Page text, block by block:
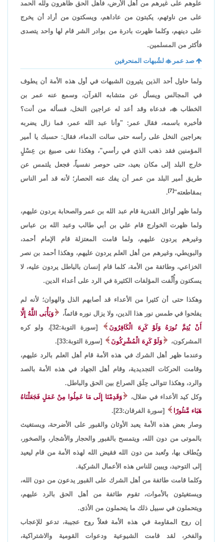
علوهم على غيرهم من أهل الأرض، فأهل الحق ظاهرون ولله الحمد
على من ناوئهم، يكبتون من عاداهم، ويسكتون من أراد أن يخرج
على دينهم، وكلما ظهرت بادرة من بوادر الشر قام لها واحد يتصدى
فأكثر من المسلمين.
صد عمر لشُبهات المنحرفين
ولما حاول أحد الذين يثيرون الشبهات في أول هذه الأمة أن يطوف
في المجالس ويسأل عن متشابه القرآن، وسمع عنه عمر بن
الخطاب، فدعاه وقد أعد له عراجين النخل، فسأله من أنت؟
فأخبره باسمه، فقال عمر: "وأنا عبد الله عمر، فما زال يضربه
بعراجين النخل على رأسه حتى سالت الدماء، فقال: حسبك يا أمير
المؤمنين فقد ذهب الذي في رأسي"، وهكذا نفى صبيغ بن عِسْلٍ
خارج البلد إلى مكان بعيد، حتى حوصر نفسياً، فجعل يلتمس عن
طريق أمير البلد من عمر أن يفك عنه الحصار؛ لأنه قد أمر الناس
بمقاطعته"[7]
.
ولما ظهر أوائل القدرية قام عبد الله بن عمر والصحابة يردون عليهم،
ولما ظهرت الخوارج قام علي بن أبي طالب وعبد الله بن عباس
وغيرهم يردون عليهم، ولما قامت المعتزلة قام الإمام أحمد،
والبويطي، وغيرهم من أهل العلم يردون عليهم، وهكذا أحمد بن نصر
الخزاعي، وطائفة من الأمة، كلما قام إنسان بالباطل يردون عليه، لا
يسكتون وأُلّفت المؤلفات الكثيرة في الرد على أعداء الدين.
وهكذا حتى أن كثيرا من الأعداء قد أصابهم الذل والهوان؛ لأنه لم
يفلحوا في طمس نور هذا الدين، ولا يزال نوره قائماً،
وَيَأْبَى اللَّهُ إِلَّا
أَنْ يُتِمَّ نُورَهُ وَلَوْ كَرِهَ الْكَافِرُونَ
[سورة التوبة:32]، ولو كره
المشركون،
وَلَوْ كَرِهَ الْمُشْرِكُونَ
[سورة التوبة:33].
وعندما ظهر أهل الشرك في هذه الأمة قام أهل العلم بالرد عليهم،
وقامت الحركات التجديدية، وقام أهل الجهاد في هذه الأمة بالصد
والرد، وهكذا تتوالى حِلَق الصراع بين الحق والباطل.
وكل كيد الأعداء في ضلال،
وَقَدِمْنَا إِلَى مَا عَمِلُوا مِنْ عَمَلٍ فَجَعَلْنَاهُ
هَبَاء مَّنثُورًا
[سورة الفرقان:23].
وصار بعض هذه الأمة يعبد الأوثان والقبور على الأضرحة، ويستغيث
بالموتى من دون الله، ويتمسح بالقبور والحجار والأشجار، والصخور،
ويُطاف بها، وتُعبد من دون الله فقيض الله لهذه الأمة من قام ليعيد
إلى التوحيد، ويبين للناس هذه الأعمال الشركية.
وكلما قامت طائفة من أهل الشرك على القبور يدعون من دون الله،
ويستغيثون بالأموات، تقوم طائفة من أهل الحق بالرد عليهم،
ويتحملون في سبيل ذلك ما يتحملون من الأذى.
إن روح المقاومة في هذه الأمة فعلاً روح عجيبة، تدعو للإعجاب
والفخر، لقد قامت الشيوعية ودعوات القومية والاشتراكية،